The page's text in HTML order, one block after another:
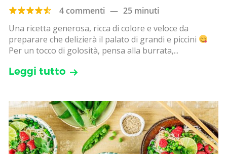
4 commenti — 25 minuti
Una ricetta generosa, ricca di colore e veloce da
preparare che delizierà il palato di grandi e piccini
Per un tocco di golosità, pensa alla burrata,...
Leggi tutto